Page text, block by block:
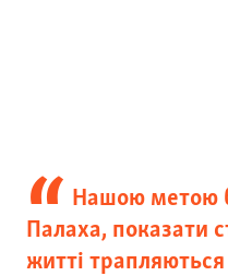
Нашою метою
Палаха, показати
житті трапляються